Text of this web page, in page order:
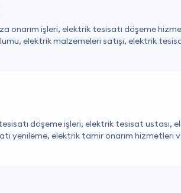
onarım işleri, elektrik tesisatı döşeme
elektrik malzemeleri satışı, elektrik
döşeme işleri, elektrik tesisat ustası,
yenileme, elektrik tamir onarım hizmetleri